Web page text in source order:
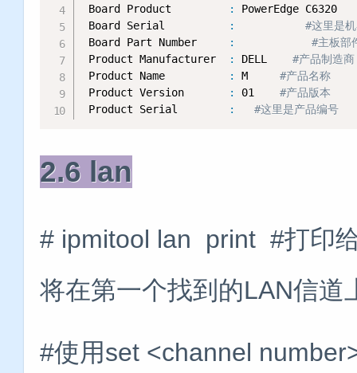
Board Product
:
PowerEdge
Board Serial
:
#这里是
Board Part Number
:
#主板部
Product Manufacturer
: DELL #产品制造商
Product Name
: M #产品名称
Product Version
: 01 #产品版本
Product Serial
: #这里是产品编号
2.6 lan
# ipmitool lan print #打印
将在第一个找到的LAN信道
#使用set <channel